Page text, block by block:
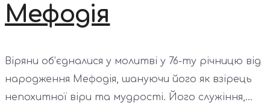
Мефодія
Віряни об’єдналися у молитві у 76-ту річницю від
народження Мефодія, шануючи його як взірець
непохитної віри та мудрості. Його служіння,...